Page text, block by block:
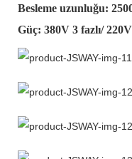
Besleme uzunluğu:
Güç: 380V 3 fazlı/